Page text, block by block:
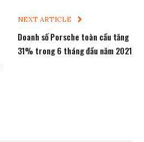
NEXT ARTICLE
Doanh số Porsche toàn cầu tăng
31% trong 6 tháng đầu năm 2021